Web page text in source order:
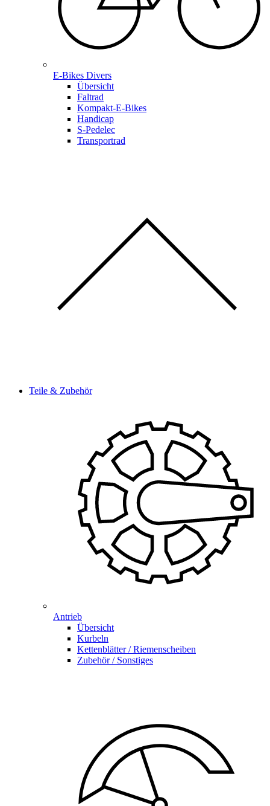
E-Bikes Divers
Übersicht
Faltrad
Kompakt-E-Bikes
Handicap
S-Pedelec
Transportrad
Teile & Zubehör
Antrieb
Übersicht
Kurbeln
Kettenblätter / Riemenscheiben
Zubehör / Sonstiges